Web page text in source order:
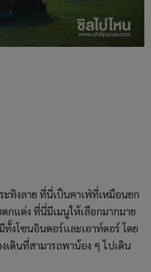
ทิงลาย ที่นี่เป็นคาเฟ่ที่เหมือนยก
ตกแต่ง ที่นี่มีเมนูให้เลือกมากมาย
ทั้งโซนอินดอร์และเอาท์ดอร์ โดย
เดินที่สามารถพาน้อง ๆ ไปเดิน